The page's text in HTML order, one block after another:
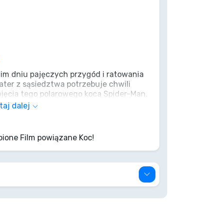
dniu pajęczych przygód i ratowania
z sąsiedztwa potrzebuje chwili
tego polarowego koca Spider-Man.
przytulna kryjówka, idealna do
lub po prostu relaksowania się jak
egzemplarz i poczuj moc
dalej
Film powiązane Koc!